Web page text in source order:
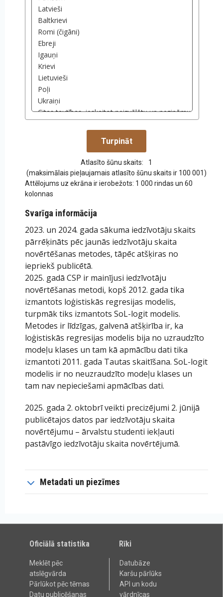
Atlasīto šūnu skaits:
1
(maksimālais pieļaujamais atlasīto šūnu skaits ir 100 001)
Attēlojums uz ekrāna ir ierobežots: 1 000 rindas un 60
kolonnas
Svarīga informācija
2023. un 2024. gada sākuma iedzīvotāju skaits
pārrēķināts pēc jaunās iedzīvotāju skaita
novērtēšanas metodes, tāpēc atšķiras no
iepriekš publicētā.
2025. gadā CSP ir mainījusi iedzīvotāju
novērtēšanas metodi, kopš 2012. gada tika
izmantots loģistiskās regresijas modelis,
turpmāk tiks izmantots SoL-logit modelis.
Metodes ir līdzīgas, galvenā atšķirība ir, ka
loģistiskās regresijas modelis bija no uzraudzīto
modeļu klases un tam kā apmācību dati tika
izmantoti 2011. gada Tautas skaitīšana. SoL-logit
modelis ir no neuzraudzīto modeļu klases un
tam nav nepieciešami apmācības dati.
2025. gada 2. oktobrī veikti precizējumi 2. jūnijā
publicētajos datos par iedzīvotāju skaita
novērtējumu – ārvalstu studenti iekļauti
pastāvīgo iedzīvotāju skaita novērtējumā.
Metadati un piezīmes
Oficiālā statistika
Meklēt pēc
atslēgvārda
Pārlūkot pēc tēmas
Datu publicēšanas
Rīki
Datubāze
Karšu pārlūks
API un kodu
vārdnīcas